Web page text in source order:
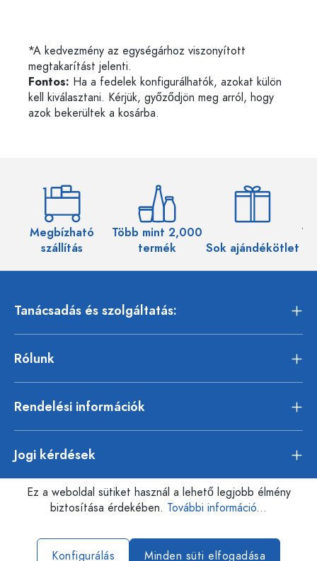
*A kedvezmény az egységárhoz viszonyított
megtakarítást jelenti.
Fontos: Ha a fedelek konfigurálhatók, azokat külön
kell kiválasztani. Kérjük, győződjön meg arról, hogy
azok bekerültek a kosárba.
Megbízható
szállítás
Több mint 2,000
termék
Sok ajándékötlet
Tanácsadás és szolgáltatás:
Rólunk
Rendelési információk
Jogi kérdések
Ez a weboldal sütiket használ a lehető legjobb élmény
biztosítása érdekében. További információ...
Konfigurálás Minden süti elfogadása